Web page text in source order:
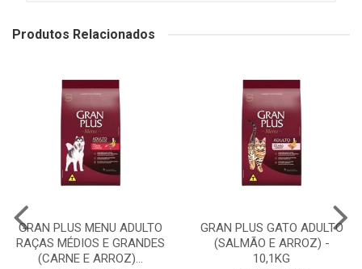
Produtos Relacionados
GRAN PLUS MENU ADULTO
RAÇAS MÉDIOS E GRANDES
(CARNE E ARROZ)...
GRAN PLUS GATO ADULTO
(SALMÃO E ARROZ) -
10,1KG